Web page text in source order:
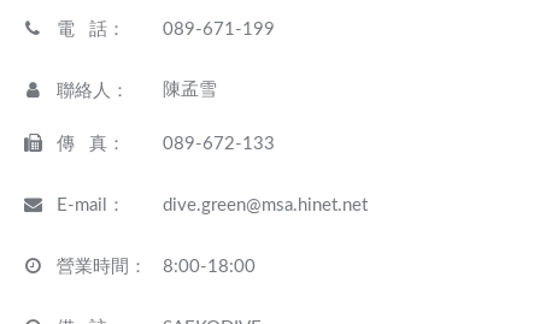
電 話： 089-671-199
聯絡人 ： 陳孟雪
傳 真： 089-672-133
E-mail ： dive.green@msa.hinet.net
營業時間 ： 8:00-18:00